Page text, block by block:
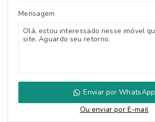
Mensagem
Enviar por WhatsApp
Ou enviar por E-mail